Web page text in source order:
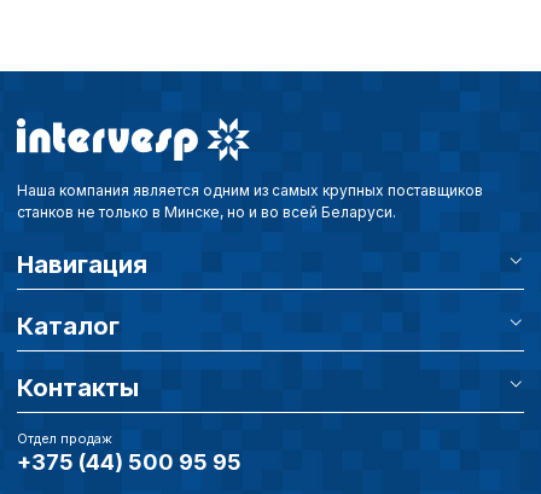
Наша компания является одним из самых крупных поставщиков
станков не только в Минске, но и во всей Беларуси.
Навигация
Каталог
Контакты
Отдел продаж
+375 (44) 500 95 95